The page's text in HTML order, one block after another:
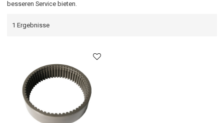
besseren Service bieten.
1 Ergebnisse